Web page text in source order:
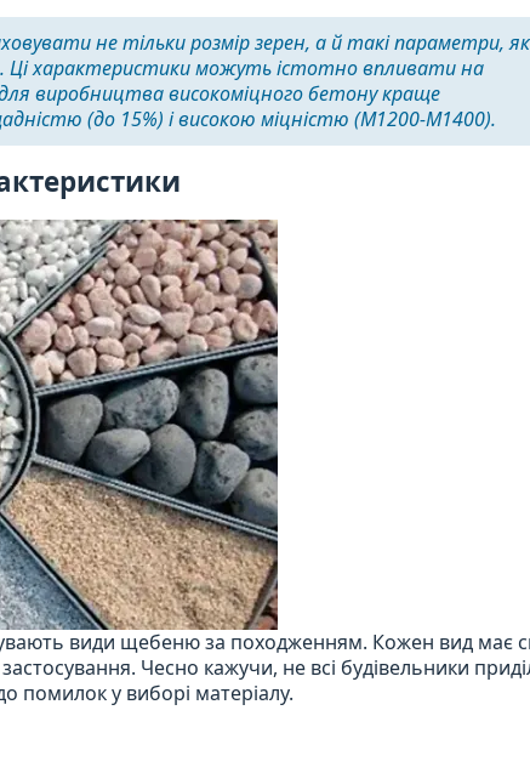
не тільки розмір зерен, а й такі параметри, як
Ці характеристики можуть істотно впливати на
виробництва високоміцного бетону краще
(до 15%) і високою міцністю (М1200-М1400).
види щебеню за походженням. Кожен вид має
Чесно кажучи, не всі будівельники
помилок у виборі матеріалу.